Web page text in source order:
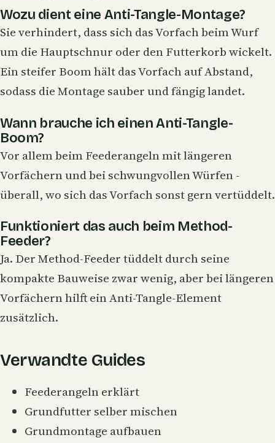
Wozu dient eine Anti-Tangle-Montage?
Sie verhindert, dass sich das Vorfach beim Wurf
um die Hauptschnur oder den Futterkorb wickelt.
Ein steifer Boom hält das Vorfach auf Abstand,
sodass die Montage sauber und fängig landet.
Wann brauche ich einen Anti-Tangle-
Boom?
Vor allem beim Feederangeln mit längeren
Vorfächern und bei schwungvollen Würfen -
überall, wo sich das Vorfach sonst gern vertüddelt.
Funktioniert das auch beim Method-
Feeder?
Ja. Der Method-Feeder tüddelt durch seine
kompakte Bauweise zwar wenig, aber bei längeren
Vorfächern hilft ein Anti-Tangle-Element
zusätzlich.
Verwandte Guides
Feederangeln erklärt
Grundfutter selber mischen
Grundmontage aufbauen